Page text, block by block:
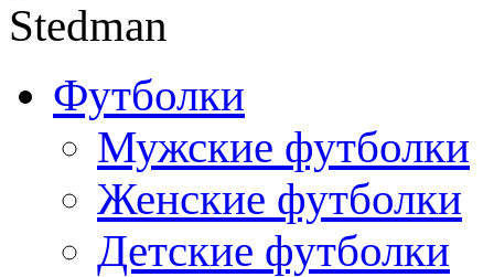
Футболки
Мужские футболки
Женские футболки
Детские футболки